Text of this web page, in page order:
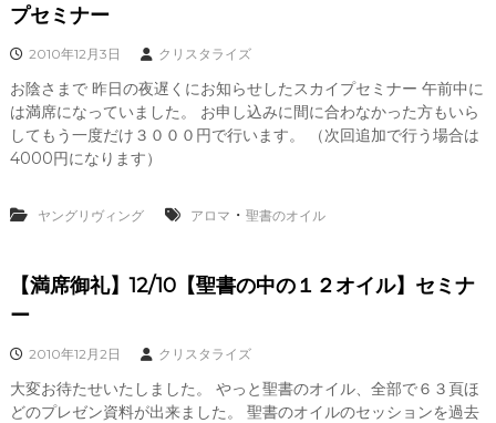
プセミナー
2010年12月3日 クリスタライズ
お陰さまで 昨日の夜遅くにお知らせしたスカイプセミナー 午前中に
は満席になっていました。 お申し込みに間に合わなかった方もいら
してもう一度だけ３０００円で行います。 （次回追加で行う場合は
4000円になります）
ヤングリヴィング アロマ ・ 聖書のオイル
【満席御礼】12/10【聖書の中の１２オイル】セミナ
ー
2010年12月2日 クリスタライズ
大変お待たせいたしました。 やっと聖書のオイル、全部で６３頁ほ
どのプレゼン資料が出来ました。 聖書のオイルのセッションを過去